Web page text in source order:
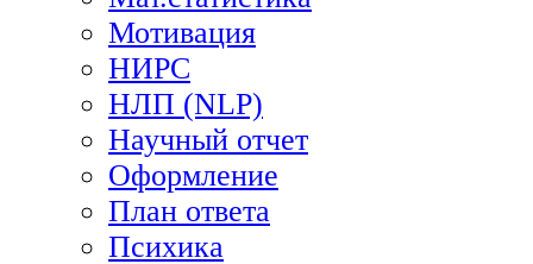
Мотивация
НИРС
НЛП (NLP)
Научный отчет
Оформление
План ответа
Психика